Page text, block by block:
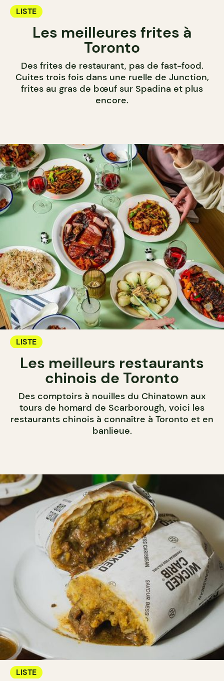
LISTE
Les meilleures frites à
Toronto
Des frites de restaurant, pas de fast-food.
Cuites trois fois dans une ruelle de Junction,
frites au gras de bœuf sur Spadina et plus
encore.
LISTE
Les meilleurs restaurants
chinois de Toronto
Des comptoirs à nouilles du Chinatown aux
tours de homard de Scarborough, voici les
restaurants chinois à connaître à Toronto et en
banlieue.
LISTE